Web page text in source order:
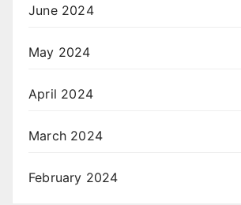
June 2024
May 2024
April 2024
March 2024
February 2024